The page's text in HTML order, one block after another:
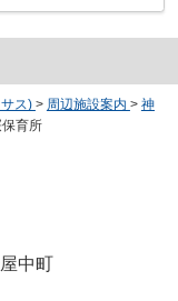
ス) > 周辺施設案内 > 神
育所
中町